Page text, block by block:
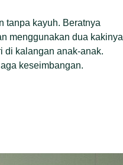
tanpa kayuh. Beratnya
menggunakan dua kakinya
di kalangan anak-anak.
keseimbangan.